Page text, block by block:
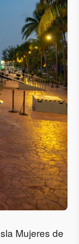
Mujeres de